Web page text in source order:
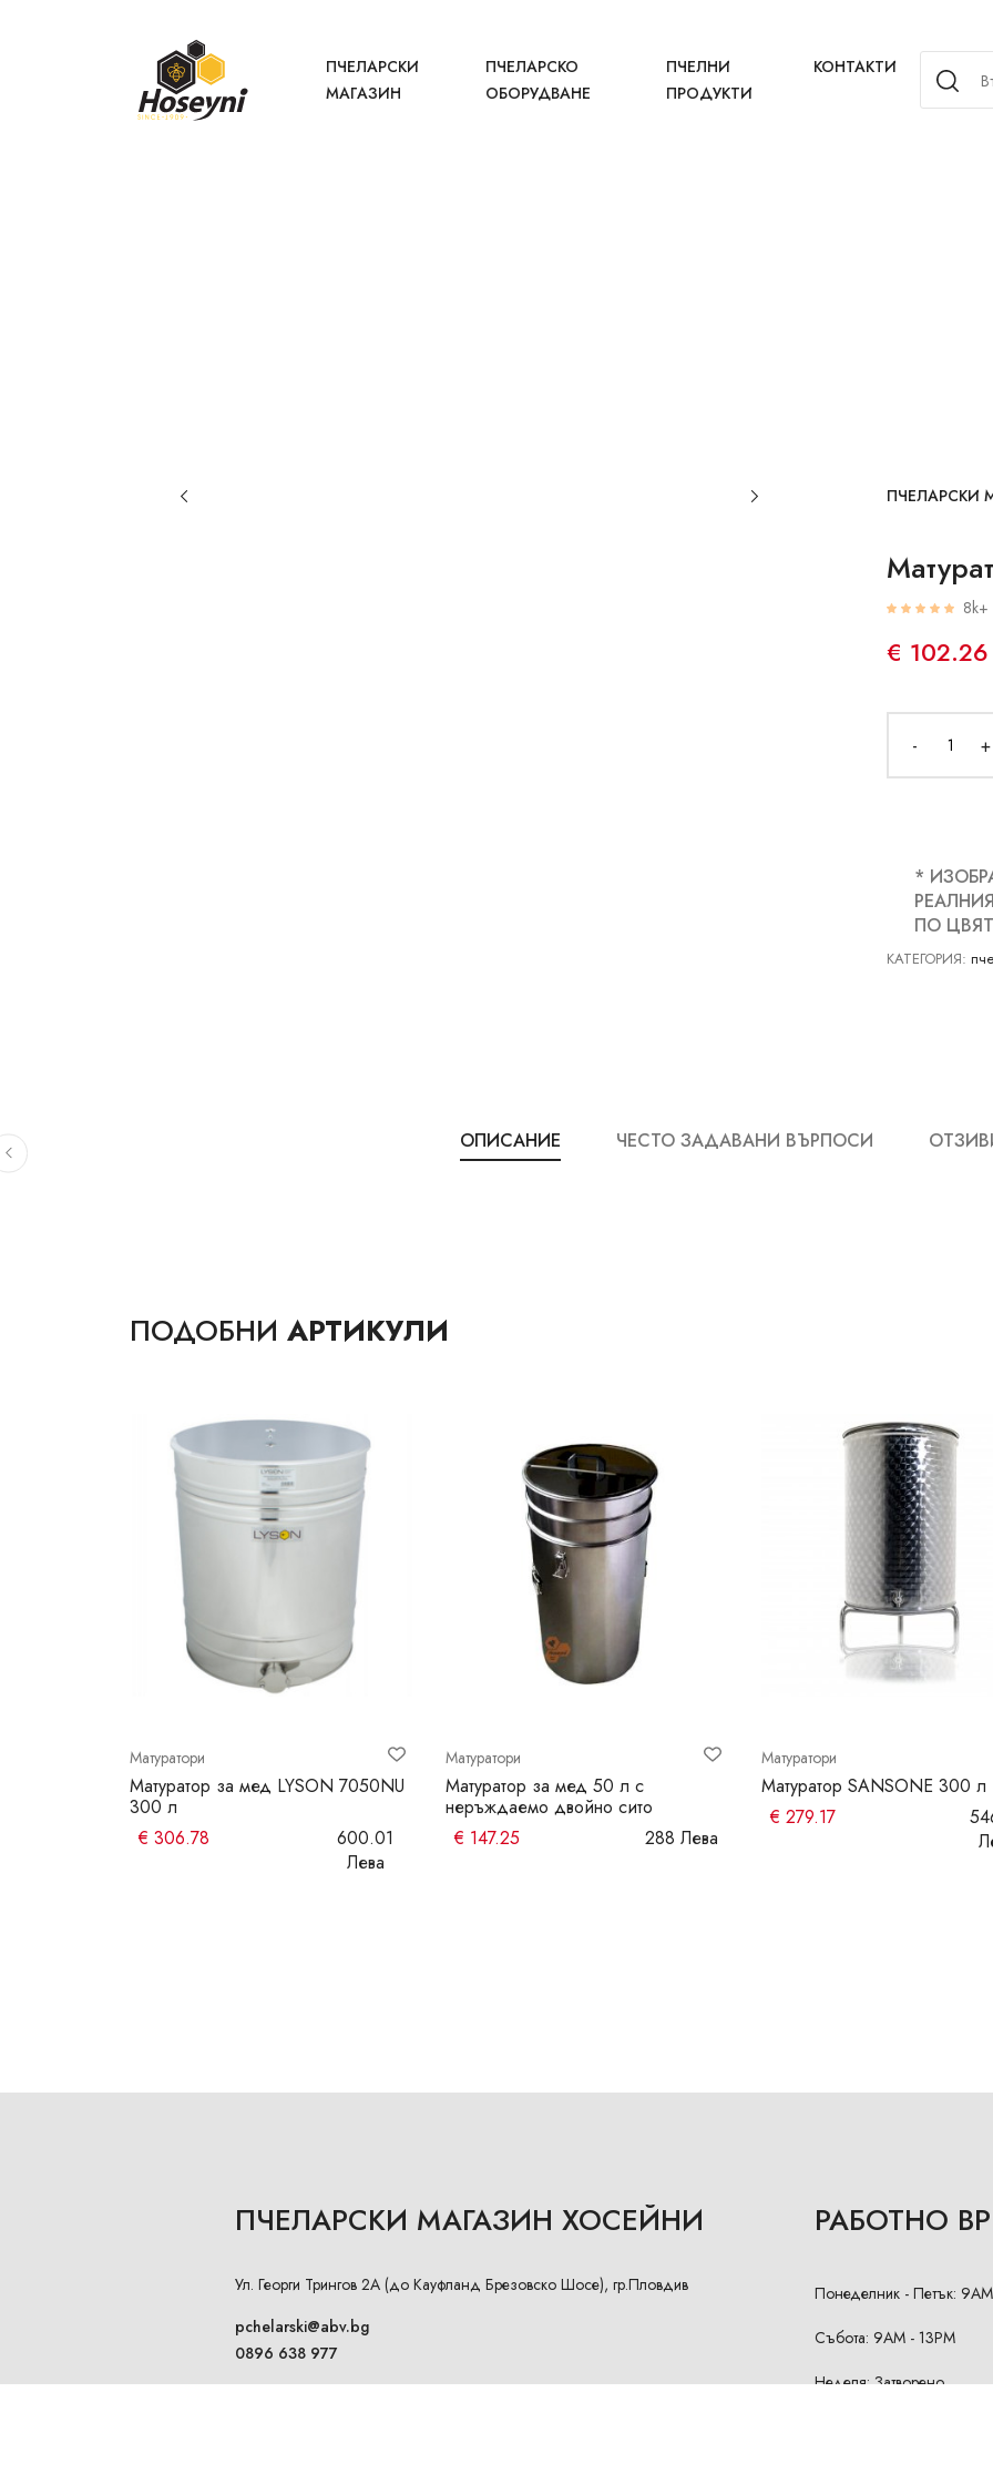
ПЧЕЛАРСКИ
МАГАЗИН
ПЧЕЛАРСКО
ОБОРУДВАНЕ
ПЧЕЛНИ
ПРОДУКТИ
КОНТАКТИ
ПЧЕЛАРСКИ
8k+
€ 102.26
- +
*
ПО
КАТЕГОРИЯ:
ОПИСАНИЕ ЧЕСТО ЗАДАВАНИ ВЪРПОСИ
ПОДОБНИ АРТИКУЛИ
Матуратори
Матуратор за мед LYSON 7050NU
300 л
€ 306.78
600.01
Лева
Матуратори
Матуратор за мед 50 л с
неръждаемо двойно сито
€ 147.25 288 Лева
Матуратори
Матуратор SANSONE 300 л
€ 279.17
ПЧЕЛАРСКИ МАГАЗИН ХОСЕЙНИ
Ул. Георги Трингов 2А (до Кауфланд Брезовско Шосе), гр.Пловдив
pchelarski@abv.bg
0896 638 977
РАБОТНО
Понеделник - Петък:
Събота: 9AM - 13PM
Неделя: Затворено